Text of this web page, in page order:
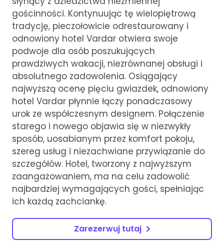
gościnności. Kontynuując tę wielopiętrową
tradycję, pieczołowicie odrestaurowany i
odnowiony hotel Vardar otwiera swoje
podwoje dla osób poszukujących
prawdziwych wakacji, niezrównanej obsługi i
absolutnego zadowolenia. Osiągający
najwyższą ocenę pięciu gwiazdek, odnowiony
hotel Vardar płynnie łączy ponadczasowy
urok ze współczesnym designem. Połączenie
starego i nowego objawia się w niezwykły
sposób, uosabianym przez komfort pokoju,
szereg usług i niezachwiane przywiązanie do
szczegółów. Hotel, tworzony z najwyższym
zaangażowaniem, ma na celu zadowolić
najbardziej wymagających gości, spełniając
ich każdą zachciankę.
Zarezerwuj tutaj